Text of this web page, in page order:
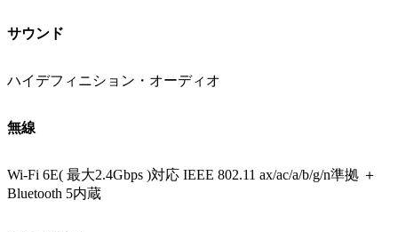
サウンド
ハイデフィニション・オーディオ
無線
Wi-Fi 6E( 最大2.4Gbps )対応 IEEE 802.11 ax/ac/a/b/g/n準拠 ＋
Bluetooth 5内蔵